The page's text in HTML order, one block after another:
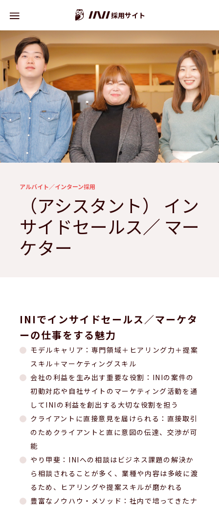
採用サイト
アルバイト／インターン採用
（アシスタント） イン
サイドセールス／ マー
ケター
INIでインサイドセールス／マーケタ
ーの仕事をする魅力
モデルキャリア：専門領域＋ヒアリング力＋提案
スキル＋マーケティングスキル
会社の利益を生み出す重要な役割：INIの案件の
初動対応や自社サイトのマーケティング活動を通
してINIの利益を創出する大切な役割を担う
クライアントに直接意見を届けられる：直接取引
のためクライアントと直に意図の伝達、交渉が可
能
やり甲斐：INIへの相談はビジネス課題の解決か
ら相談されることが多く、業種や内容は多岐に渡
るため、ヒアリングや提案スキルが磨かれる
豊富なノウハウ・メソッド：社内で培ってきたナ